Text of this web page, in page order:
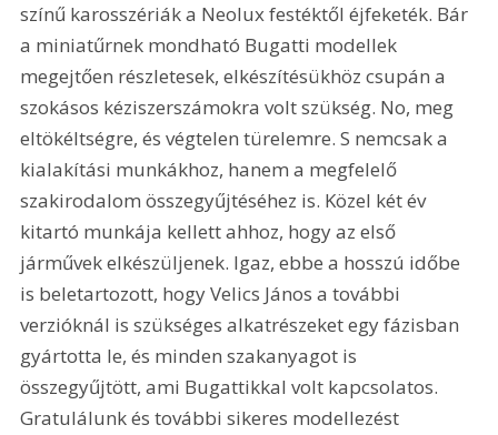
színű karosszériák a Neolux festéktől éjfeketék. Bár
a miniatűrnek mondható Bugatti modellek
megejtően részletesek, elkészítésükhöz csupán a
szokásos kéziszerszámokra volt szükség. No, meg
eltökéltségre, és végtelen türelemre. S nemcsak a
kialakítási munkákhoz, hanem a megfelelő
szakirodalom összegyűjtéséhez is. Közel két év
kitartó munkája kellett ahhoz, hogy az első
járművek elkészüljenek. Igaz, ebbe a hosszú időbe
is beletartozott, hogy Velics János a további
verzióknál is szükséges alkatrészeket egy fázisban
gyártotta le, és minden szakanyagot is
összegyűjtött, ami Bugattikkal volt kapcsolatos.
Gratulálunk és további sikeres modellezést